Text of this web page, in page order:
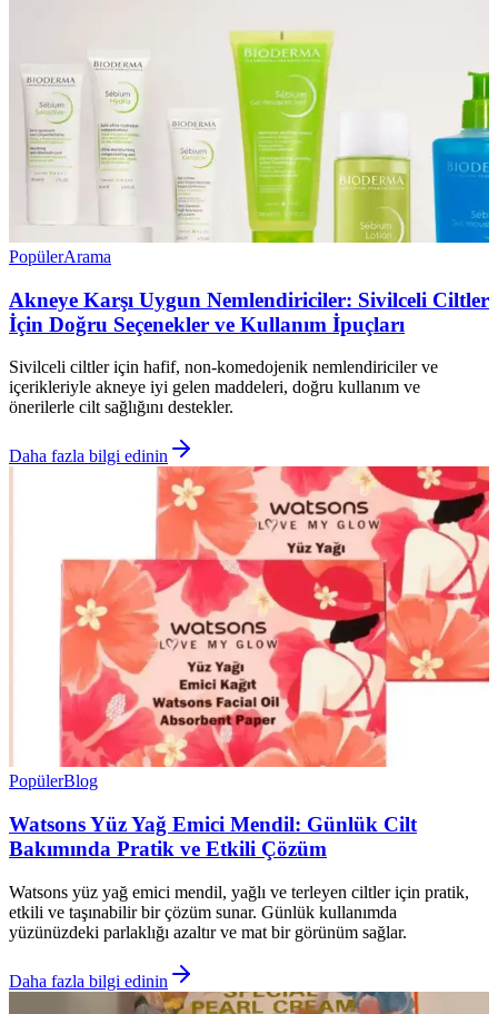
PopülerArama
Akneye Karşı Uygun Nemlendiriciler: Sivilceli Ciltler
İçin Doğru Seçenekler ve Kullanım İpuçları
Sivilceli ciltler için hafif, non-komedojenik nemlendiriciler ve
içerikleriyle akneye iyi gelen maddeleri, doğru kullanım ve
önerilerle cilt sağlığını destekler.
Daha fazla bilgi edinin
PopülerBlog
Watsons Yüz Yağ Emici Mendil: Günlük Cilt
Bakımında Pratik ve Etkili Çözüm
Watsons yüz yağ emici mendil, yağlı ve terleyen ciltler için pratik,
etkili ve taşınabilir bir çözüm sunar. Günlük kullanımda
yüzünüzdeki parlaklığı azaltır ve mat bir görünüm sağlar.
Daha fazla bilgi edinin